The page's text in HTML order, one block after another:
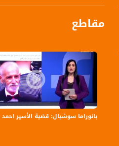
مقاطع
بانوراما سوشيال: قضية الأسير